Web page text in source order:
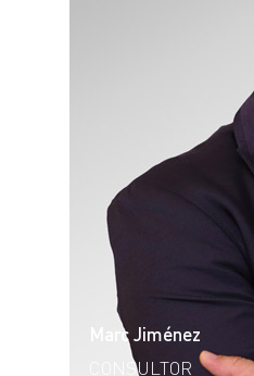
Marc Jiménez
CONSULTOR